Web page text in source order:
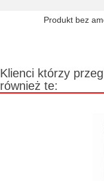
Produkt bez
Klienci którzy
również te: